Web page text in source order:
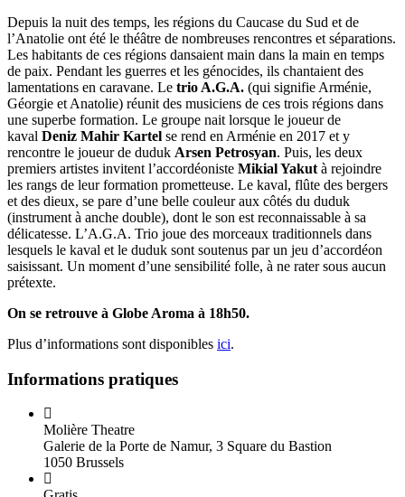
Depuis la nuit des temps, les régions du Caucase du Sud et de
l’Anatolie ont été le théâtre de nombreuses rencontres et séparations.
Les habitants de ces régions dansaient main dans la main en temps
de paix. Pendant les guerres et les génocides, ils chantaient des
lamentations en caravane. Le trio A.G.A. (qui signifie Arménie,
Géorgie et Anatolie) réunit des musiciens de ces trois régions dans
une superbe formation. Le groupe nait lorsque le joueur de
kaval Deniz Mahir Kartel se rend en Arménie en 2017 et y
rencontre le joueur de duduk Arsen Petrosyan. Puis, les deux
premiers artistes invitent l’accordéoniste Mikial Yakut à rejoindre
les rangs de leur formation prometteuse. Le kaval, flûte des bergers
et des dieux, se pare d’une belle couleur aux côtés du duduk
(instrument à anche double), dont le son est reconnaissable à sa
délicatesse. L’A.G.A. Trio joue des morceaux traditionnels dans
lesquels le kaval et le duduk sont soutenus par un jeu d’accordéon
saisissant. Un moment d’une sensibilité folle, à ne rater sous aucun
prétexte.
On se retrouve à Globe Aroma à 18h50.
Plus d’informations sont disponibles ici.
Informations pratiques
Molière Theatre
Galerie de la Porte de Namur, 3 Square du Bastion
1050 Brussels